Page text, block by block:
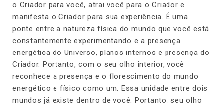
o Criador para você, atrai você para o Criador e
manifesta o Criador para sua experiência. É uma
ponte entre a natureza física do mundo que você está
constantemente experimentando e a presença
energética do Universo, planos internos e presença do
Criador. Portanto, com o seu olho interior, você
reconhece a presença e o florescimento do mundo
energético e físico como um. Essa unidade entre dois
mundos já existe dentro de você. Portanto, seu olho